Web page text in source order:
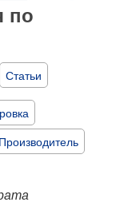
по
Статьи
Производитель